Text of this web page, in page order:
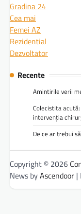
Gradina 24
Cea mai
Femei AZ
Rezidential
Dezvoltator
Recente
Amintirile verii
Colecistita
intervenția
De ce ar trebui
Copyright © 2026
News byAscendoor |